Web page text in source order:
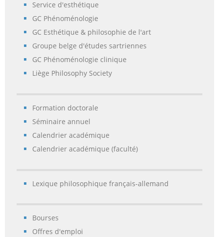
Service d'esthétique
GC Phénoménologie
GC Esthétique & philosophie de l'art
Groupe belge d'études sartriennes
GC Phénoménologie clinique
Liège Philosophy Society
Formation doctorale
Séminaire annuel
Calendrier académique
Calendrier académique (faculté)
Lexique philosophique français-allemand
Bourses
Offres d'emploi